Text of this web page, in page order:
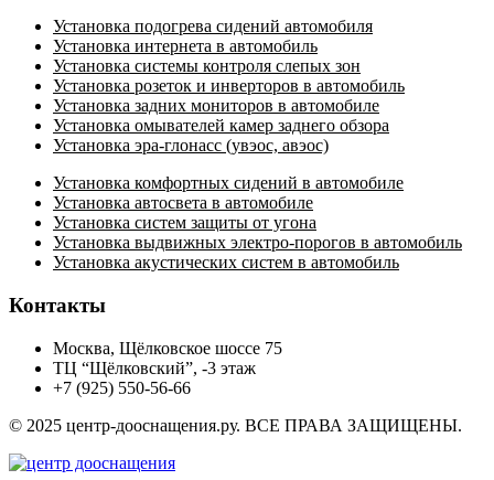
Установка подогрева сидений автомобиля
Установка интернета в автомобиль
Установка системы контроля слепых зон
Установка розеток и инверторов в автомобиль
Установка задних мониторов в автомобиле
Установка омывателей камер заднего обзора
Установка эра-глонасс (увэос, авэос)
Установка комфортных сидений в автомобиле
Установка автосвета в автомобиле
Установка систем защиты от угона
Установка выдвижных электро-порогов в автомобиль
Установка акустических систем в автомобиль
Контакты
Москва, Щёлковское шоссе 75
ТЦ “Щёлковский”, -3 этаж
+7 (925) 550-56-66
© 2025 центр-дооснащения.ру. ВСЕ ПРАВА ЗАЩИЩЕНЫ.